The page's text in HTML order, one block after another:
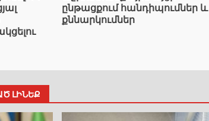
ընթացքում հանդիպումներ և
քննարկումներ
ԼԻՆԵՔ